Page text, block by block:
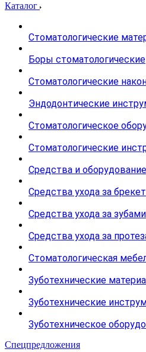
Каталог
Стоматологические
Боры стоматологические
Стоматологические
Эндодонтические
Стоматологическое
Стоматологические
Средства и
Средства ухода за
Средства ухода за зубами
Средства ухода за
Стоматологическая
Зуботехнические
Зуботехнические
Зуботехническое
Спецпредложения